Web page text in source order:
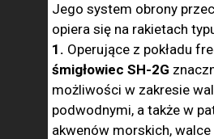
Jego system obrony
opiera się na rakietach
1. Operujące z pokładu
śmigłowiec SH-2G
możliwości w zakresie
podwodnymi, a także w
akwenów morskich,